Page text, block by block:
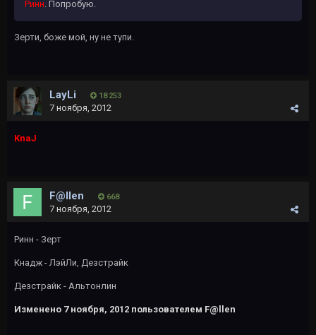
Ринн. Попробую.
Зерти, боже мой, ну не тупи.
LayLi 18 253
7 ноября, 2012
KnaJ
F@llen 668
7 ноября, 2012
Ринн - Зерт
Кнадж - ЛэйЛи, Дезстрайк
Дезстрайк - Альтонлин
Изменено 7 ноября, 2012 пользователем F@llen